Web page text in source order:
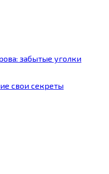
забытые уголки
свои секреты